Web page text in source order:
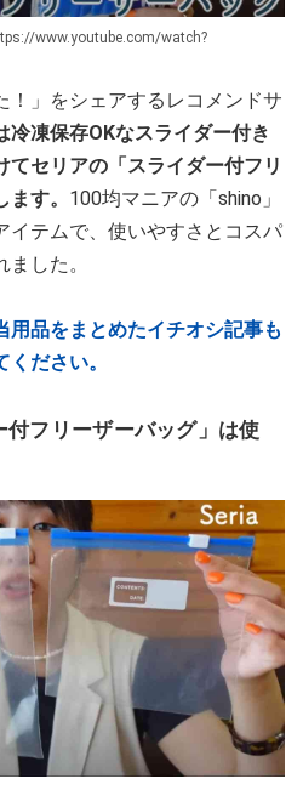
www.youtube.com/watch?
！」をシェアするレコメンドサ
冷凍保存OKなスライダー付き
てセリアの「スライダー付フリ
す。 100均マニアの「shino」
イテムで、使いやすさとコスパ
した。
用品をまとめたイチオシ記事も
ださい。
フリーザーバッグ」は使